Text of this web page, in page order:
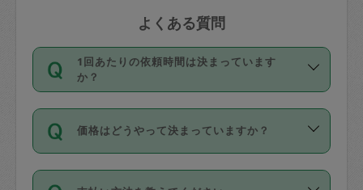
よくある質問
1回あたりの依頼時間は決まっています
か？
依頼1回につき3時間固定です。3時間を
超えて依頼したい場合は、延長機能をご
利用ください。機能をご利用いただくに
価格はどうやって決まっていますか？
11種類の価格帯の中からタスカジさん自